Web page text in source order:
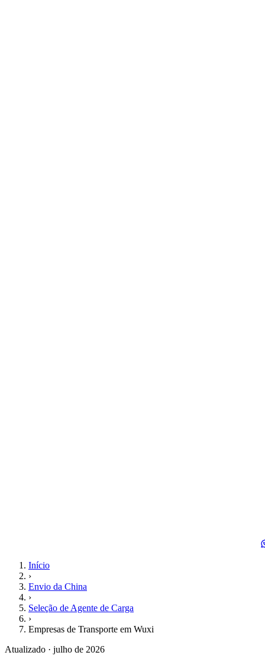
Início
›
Envio da China
›
Seleção de Agente de Carga
›
Empresas de Transporte em Wuxi
Atualizado · julho de 2026